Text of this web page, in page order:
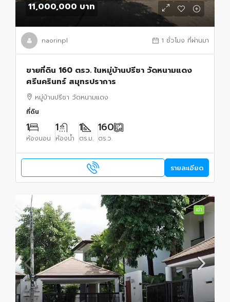
11,000,000 บาท
naorinpl 1 ชั่วโมง ที่ผ่านมา
ขายที่ดิน 160 ตรว. ในหมู่บ้านปรีชา วัดหนามแดง
ศรีนครินทร์ สมุทรปราการ
หมู่บ้านปรีชา วัดหนามแดง
ที่ดิน
1
ห้องนอน
1
ห้องน้ำ
1
ตร.ม.
160
ตร.ว.
รายละเอียด
เช่า